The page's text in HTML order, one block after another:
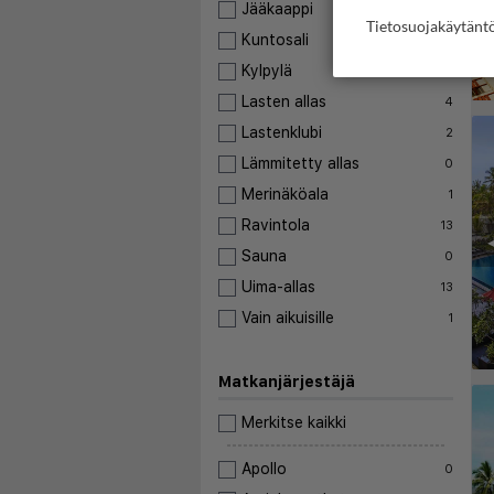
Jääkaappi
Kuntosali
Kylpylä
Lasten allas 4
Lastenklubi 2
Lämmitetty allas 0
Merinäköala 1
Ravintola 13
Sauna 0
Uima-allas 13
Vain aikuisille 1
Matkanjärjestäjä
Merkitse kaikki
Apollo 0